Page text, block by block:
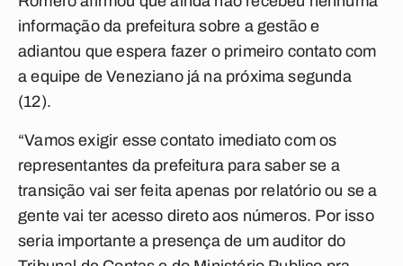
informação da prefeitura sobre a gestão e
adiantou que espera fazer o primeiro contato com
a equipe de Veneziano já na próxima segunda
(12).
“Vamos exigir esse contato imediato com os
representantes da prefeitura para saber se a
transição vai ser feita apenas por relatório ou se a
gente vai ter acesso direto aos números. Por isso
seria importante a presença de um auditor do